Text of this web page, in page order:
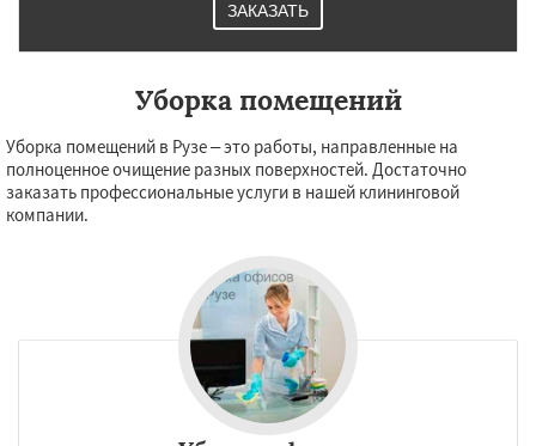
ЗАКАЗАТЬ
Уборка помещений
Уборка помещений в Рузе – это работы, направленные на
полноценное очищение разных поверхностей. Достаточно
заказать профессиональные услуги в нашей клининговой
компании.